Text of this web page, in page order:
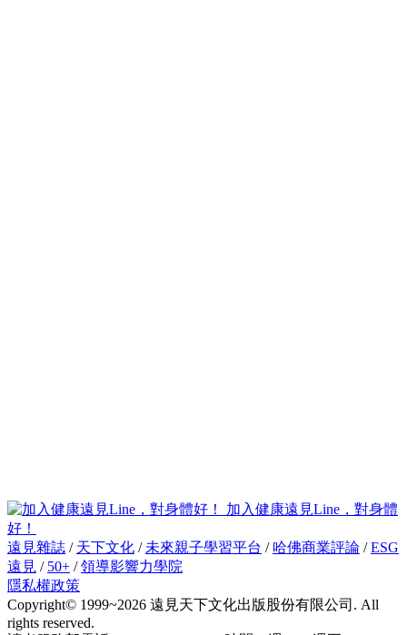
加入健康遠見Line，對身體
好！
遠見雜誌 / 天下文化 / 未來親子學習平台 / 哈佛商業評論 /ESG
遠見 / 50+ /領導影響力學院
隱私權政策
Copyright© 1999~2026 遠見天下文化出版股份有限公司. All
rights reserved.